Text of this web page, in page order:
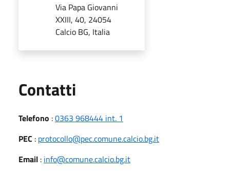
Via Papa Giovanni
XXIII, 40, 24054
Calcio BG, Italia
Contatti
Telefono :0363 968444 int. 1
PEC : protocollo@pec.comune.calcio.bg.it
Email : info@comune.calcio.bg.it